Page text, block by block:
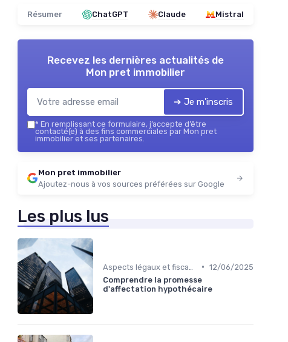
Résumer ChatGPT Claude Mistral
Recevez les dernières actualités de
Mon pret immobilier
➔ Je m'inscris
* En remplissant ce formulaire, j’accepte d’être
contacté(e) à des fins commerciales par Mon pret
immobilier et ses partenaires.
Mon pret immobilier
Ajoutez-nous à vos sources préférées sur Google
Les plus lus
• 12/06/2025
Comprendre la promesse
d'affectation hypothécaire